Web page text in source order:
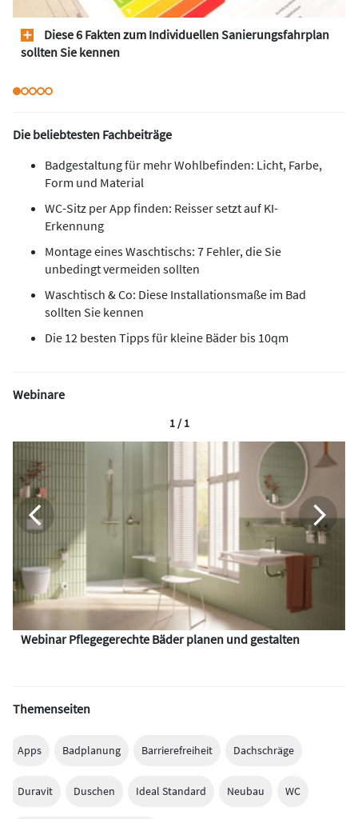
Diese 6 Fakten zum Individuellen Sanierungsfahrplan
sollten Sie kennen
Die beliebtesten Fachbeiträge
Badgestaltung für mehr Wohlbefinden: Licht, Farbe,
Form und Material
WC-Sitz per App finden: Reisser setzt auf KI-
Erkennung
Montage eines Waschtischs: 7 Fehler, die Sie
unbedingt vermeiden sollten
Waschtisch & Co: Diese Installationsmaße im Bad
sollten Sie kennen
Die 12 besten Tipps für kleine Bäder bis 10qm
Webinare
Webinar Pflegegerechte Bäder planen und gestalten
1 / 1
Themenseiten
Apps Badplanung Barrierefreiheit Dachschräge
Duravit Duschen Ideal Standard Neubau WC